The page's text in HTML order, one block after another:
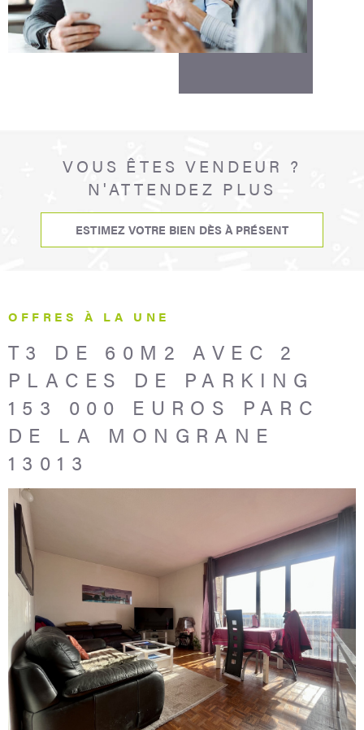
VOUS ÊTES VENDEUR ?
N'ATTENDEZ PLUS
ESTIMEZ VOTRE BIEN DÈS À PRÉSENT
OFFRES À LA UNE
T3 DE 60M2 AVEC 2
PLACES DE PARKING
153 000 EUROS PARC
DE LA MONGRANE
13013